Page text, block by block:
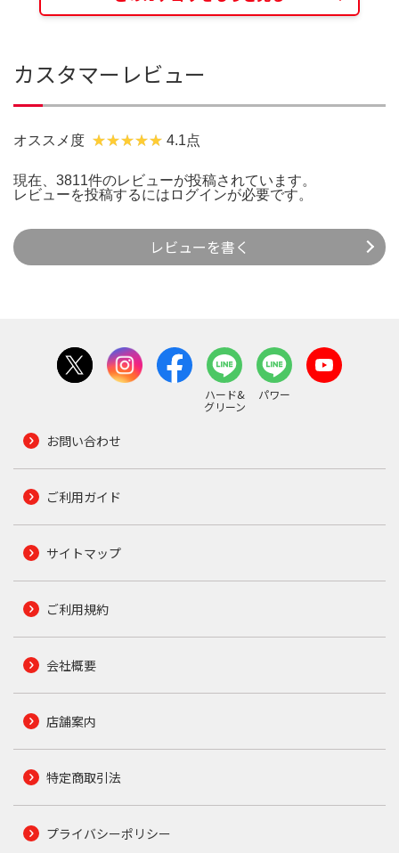
カスタマーレビュー
オススメ度 4.1点
現在、3811件のレビューが投稿されています。
レビューを投稿するには ログインが必要です。
レビューを書く
ハード&
グリーン
パワー
お問い合わせ
ご利用ガイド
サイトマップ
ご利用規約
会社概要
店舗案内
特定商取引法
プライバシーポリシー